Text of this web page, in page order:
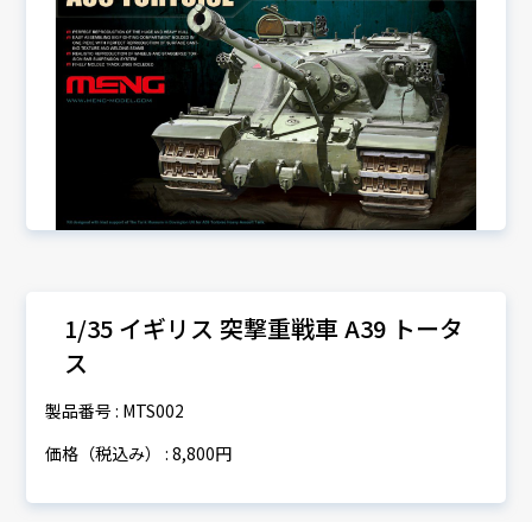
1/35 イギリス 突撃重戦車 A39 トータ
ス
製品番号 : MTS002
価格（税込み） : 8,800円